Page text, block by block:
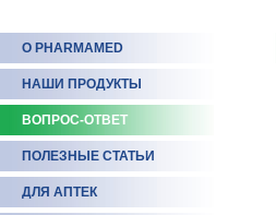
О PHARMAMED
НАШИ ПРОДУКТЫ
ВОПРОС-ОТВЕТ
ПОЛЕЗНЫЕ СТАТЬИ
ДЛЯ АПТЕК